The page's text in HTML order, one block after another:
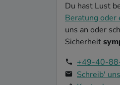
Du hast Lust
Beratung oder
uns an oder
Sicherheit
+49-40-
Schreib'